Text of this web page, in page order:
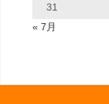
31
« 7月